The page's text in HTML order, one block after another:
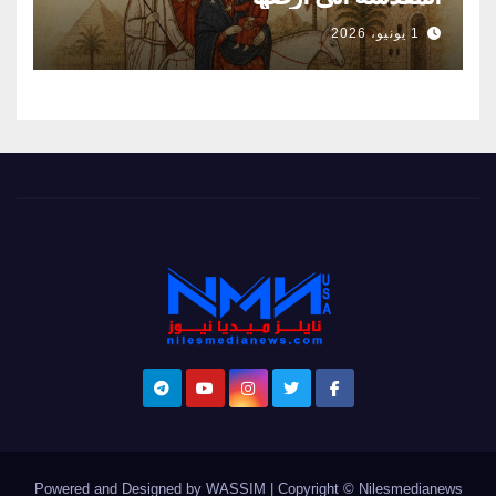
1 يونيو، 2026
Powered and Designed by WASSIM Copyright © Nilesmedianews